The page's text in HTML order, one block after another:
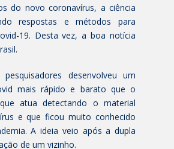
do novo coronavírus, a ciência
respostas e métodos para
19. Desta vez, a boa notícia
desenvolveu um
mais rápido e barato que o
atua detectando o material
e que ficou muito conhecido
A ideia veio após a dupla
de um vizinho.